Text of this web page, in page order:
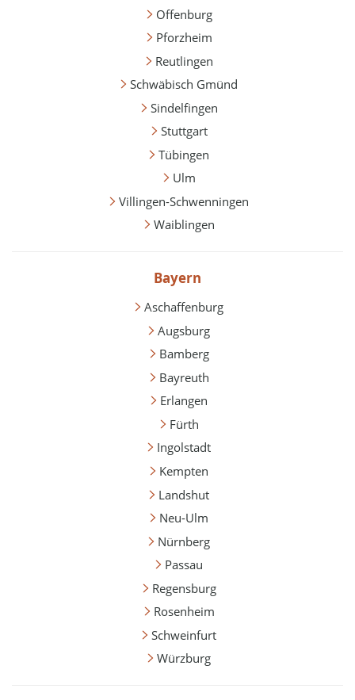
Offenburg
Pforzheim
Reutlingen
Schwäbisch Gmünd
Sindelfingen
Stuttgart
Tübingen
Ulm
Villingen-Schwenningen
Waiblingen
Bayern
Aschaffenburg
Augsburg
Bamberg
Bayreuth
Erlangen
Fürth
Ingolstadt
Kempten
Landshut
Neu-Ulm
Nürnberg
Passau
Regensburg
Rosenheim
Schweinfurt
Würzburg